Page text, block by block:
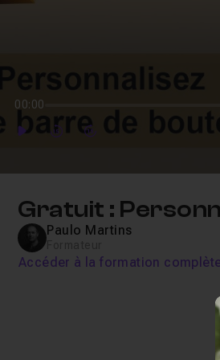
00:00
PlayForwardForward
Gratuit :
Paulo Martins
Accéder à la formation